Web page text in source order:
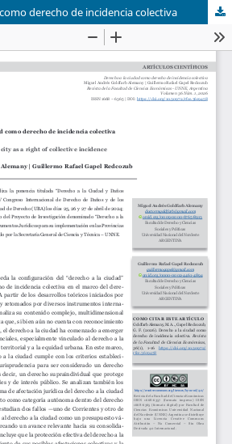
derecho de incidencia colectiva